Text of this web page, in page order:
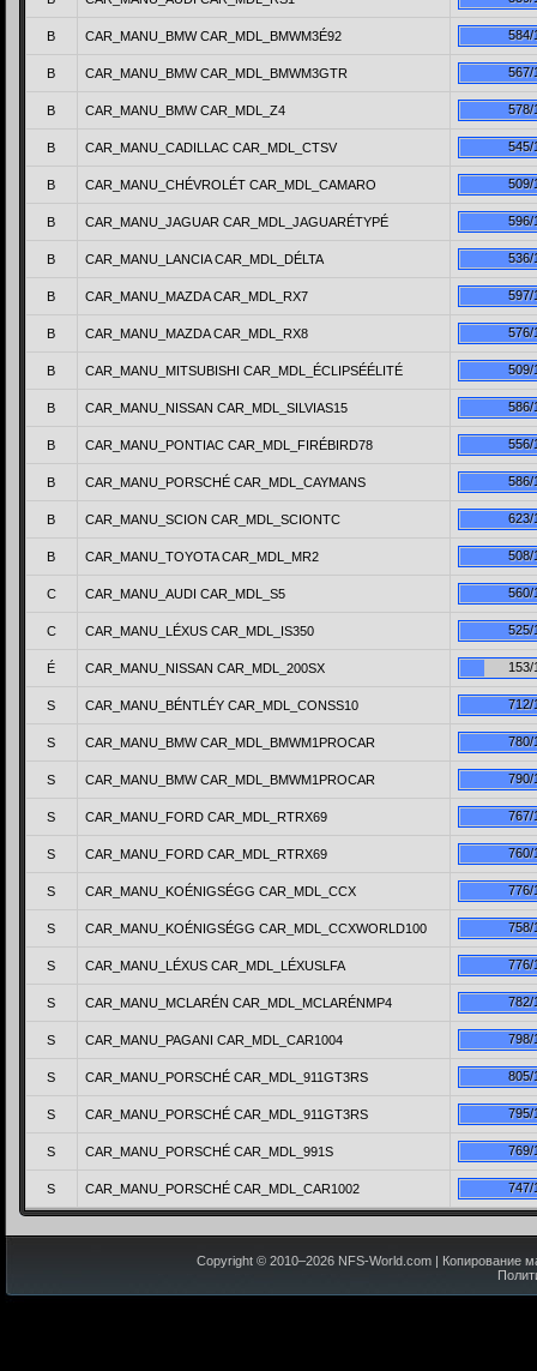
B CAR_MANU_BMW CAR_MDL_BMWM3É92 584/
B CAR_MANU_BMW CAR_MDL_BMWM3GTR 567/
B CAR_MANU_BMW CAR_MDL_Z4 578/
B CAR_MANU_CADILLAC CAR_MDL_CTSV 545/
B CAR_MANU_CHÉVROLÉT CAR_MDL_CAMARO 509/
B CAR_MANU_JAGUAR CAR_MDL_JAGUARÉTYPÉ 596/
B CAR_MANU_LANCIA CAR_MDL_DÉLTA 536/
B CAR_MANU_MAZDA CAR_MDL_RX7 597/
B CAR_MANU_MAZDA CAR_MDL_RX8 576/
B CAR_MANU_MITSUBISHI CAR_MDL_ÉCLIPSÉÉLITÉ 509/
B CAR_MANU_NISSAN CAR_MDL_SILVIAS15 586/
B CAR_MANU_PONTIAC CAR_MDL_FIRÉBIRD78 556/
B CAR_MANU_PORSCHÉ CAR_MDL_CAYMANS 586/
B CAR_MANU_SCION CAR_MDL_SCIONTC 623/
B CAR_MANU_TOYOTA CAR_MDL_MR2 508/
C CAR_MANU_AUDI CAR_MDL_S5 560/
C CAR_MANU_LÉXUS CAR_MDL_IS350 525/
É CAR_MANU_NISSAN CAR_MDL_200SX 153/
S CAR_MANU_BÉNTLÉY CAR_MDL_CONSS10 712/
S CAR_MANU_BMW CAR_MDL_BMWM1PROCAR 780/
S CAR_MANU_BMW CAR_MDL_BMWM1PROCAR 790/
S CAR_MANU_FORD CAR_MDL_RTRX69 767/
S CAR_MANU_FORD CAR_MDL_RTRX69 760/
S CAR_MANU_KOÉNIGSÉGG CAR_MDL_CCX 776/
S CAR_MANU_KOÉNIGSÉGG CAR_MDL_CCXWORLD100 758/
S CAR_MANU_LÉXUS CAR_MDL_LÉXUSLFA 776/
S CAR_MANU_MCLARÉN CAR_MDL_MCLARÉNMP4 782/
S CAR_MANU_PAGANI CAR_MDL_CAR1004 798/
S CAR_MANU_PORSCHÉ CAR_MDL_911GT3RS 805/
S CAR_MANU_PORSCHÉ CAR_MDL_911GT3RS 795/
S CAR_MANU_PORSCHÉ CAR_MDL_991S 769/
S CAR_MANU_PORSCHÉ CAR_MDL_CAR1002 747/
Copyright © 2010–2026 NFS-World.com | Копирование